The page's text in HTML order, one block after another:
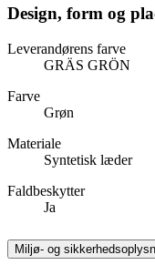
Design, form og
Leverandørens farve
GRÄS GRÖN
Farve
Grøn
Materiale
Syntetisk læder
Faldbeskytter
Ja
Miljø- og